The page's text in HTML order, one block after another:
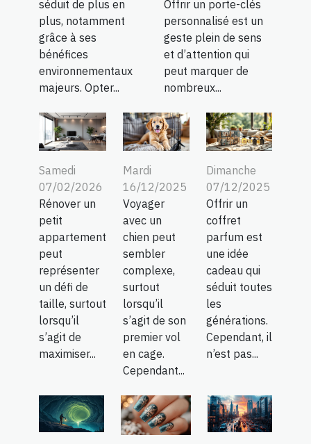
séduit de plus en
plus, notamment
grâce à ses
bénéfices
environnementaux
majeurs. Opter...
Offrir un porte-clés
personnalisé est un
geste plein de sens
et d’attention qui
peut marquer de
nombreux...
Samedi
07/02/2026
Rénover un
petit
appartement
peut
représenter
un défi de
taille, surtout
lorsqu’il
s’agit de
maximiser...
Mardi
16/12/2025
Voyager
avec un
chien peut
sembler
complexe,
surtout
lorsqu’il
s’agit de son
premier vol
en cage.
Cependant...
Dimanche
07/12/2025
Offrir un
coffret
parfum est
une idée
cadeau qui
séduit toutes
les
générations.
Cependant, il
n’est pas...